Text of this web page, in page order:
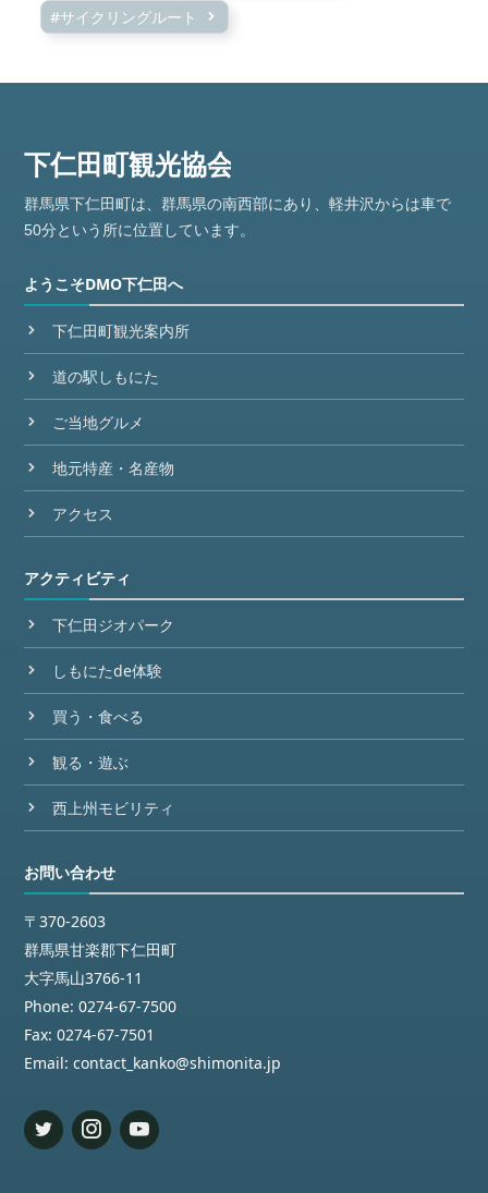
#サイクリングルート
群馬県下仁田町は、群馬県の南西部にあり、軽井沢からは車で
50分という所に位置しています。
ようこそDMO下仁田へ
下仁田町観光案内所
道の駅しもにた
ご当地グルメ
地元特産・名産物
アクセス
アクティビティ
下仁田ジオパーク
しもにたde体験
買う・食べる
観る・遊ぶ
西上州モビリティ
お問い合わせ
〒370-2603
群馬県甘楽郡下仁田町
大字馬山3766-11
Phone: 0274-67-7500
Fax: 0274-67-7501
Email: contact_kanko@shimonita.jp